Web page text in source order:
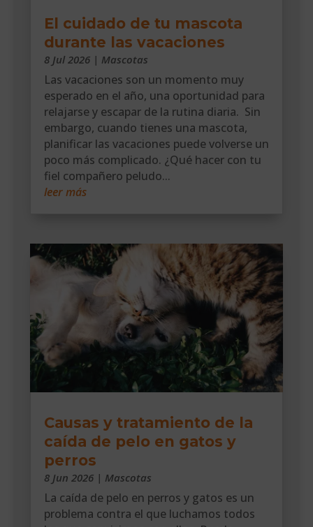
El cuidado de tu mascota
durante las vacaciones
8 Jul 2026| Mascotas
Las vacaciones son un momento muy
esperado en el año, una oportunidad para
relajarse y escapar de la rutina diaria. Sin
embargo, cuando tienes una mascota,
planificar las vacaciones puede volverse un
poco más complicado. ¿Qué hacer con tu
fiel compañero peludo...
leer más
Causas y tratamiento de la
caída de pelo en gatos y
perros
8 Jun 2026| Mascotas
La caída de pelo en perros y gatos es un
problema contra el que luchamos todos